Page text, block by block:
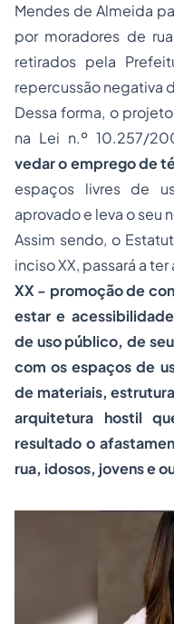
Mendes de Almeida
por moradores de
retirados pela
repercussão negativa
Dessa forma, o
na Lei n.º 10.257/
vedar o emprego de
espaços livres de
aprovado e leva o seu
Assim sendo, o
inciso XX, passará a
XX - promoção de
estar e
de uso público, de
com os espaços de
de materiais,
arquitetura hostil
resultado o
rua, idosos, jovens e